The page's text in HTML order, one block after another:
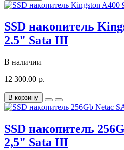
SSD накопитель
2.5" Sata III
В наличии
12 300.00 р.
В корзину
SSD накопитель
2,5" Sata III